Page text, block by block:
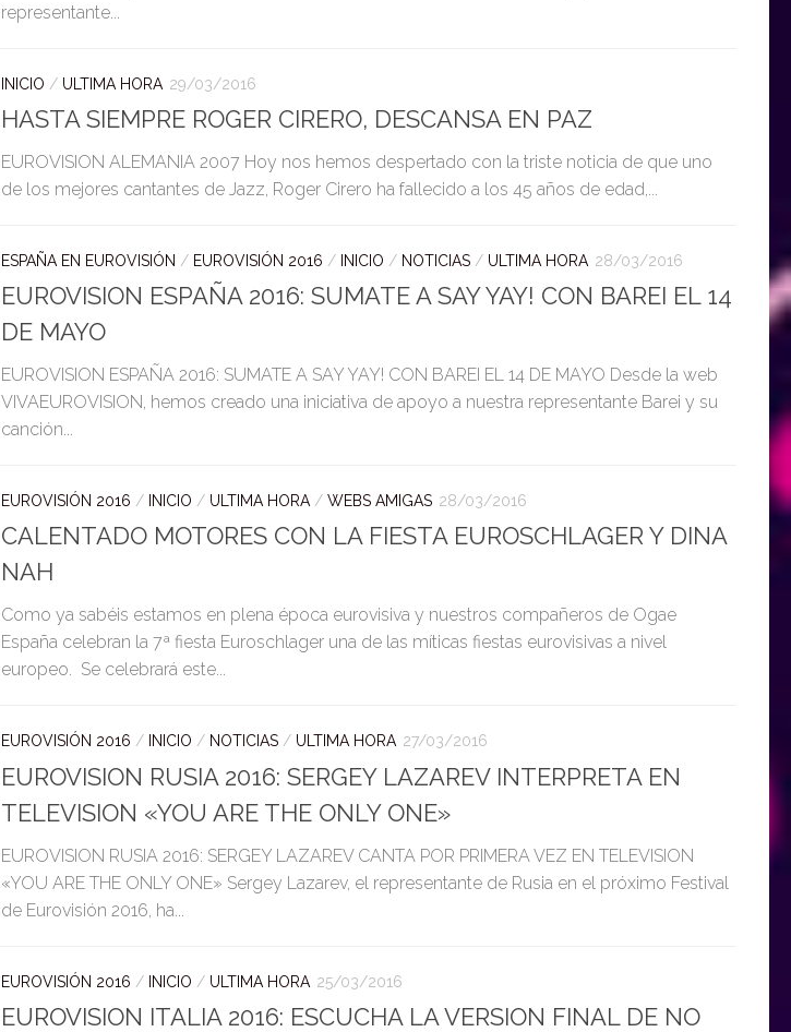
representante...
INICIO / ULTIMA HORA 29/03/2016
HASTA SIEMPRE ROGER CIRERO, DESCANSA EN PAZ
EUROVISION ALEMANIA 2007 Hoy nos hemos despertado con la triste noticia de que uno
de los mejores cantantes de Jazz, Roger Cirero ha fallecido a los 45 años de edad,...
ESPAÑA EN EUROVISIÓN / EUROVISIÓN 2016 / INICIO / NOTICIAS / ULTIMA HORA 28/03/2016
EUROVISION ESPAÑA 2016: SUMATE A SAY YAY! CON BAREI EL 14
DE MAYO
EUROVISION ESPAÑA 2016: SUMATE A SAY YAY! CON BAREI EL 14 DE MAYO Desde la web
VIVAEUROVISION, hemos creado una iniciativa de apoyo a nuestra representante Barei y su
canción...
EUROVISIÓN 2016 / INICIO / ULTIMA HORA/ WEBS AMIGAS 28/03/2016
CALENTADO MOTORES CON LA FIESTA EUROSCHLAGER Y DINA
NAH
Como ya sabéis estamos en plena época eurovisiva y nuestros compañeros de Ogae
España celebran la 7ª fiesta Euroschlager una de las míticas fiestas eurovisivas a nivel
europeo. Se celebrará este...
EUROVISIÓN 2016 / INICIO / NOTICIAS / ULTIMA HORA 27/03/2016
EUROVISION RUSIA 2016: SERGEY LAZAREV INTERPRETA EN
TELEVISION «YOU ARE THE ONLY ONE»
EUROVISION RUSIA 2016: SERGEY LAZAREV CANTA POR PRIMERA VEZ EN TELEVISION
«YOU ARE THE ONLY ONE» Sergey Lazarev, el representante de Rusia en el próximo Festival
de Eurovisión 2016, ha...
EUROVISIÓN 2016 / INICIO / ULTIMA HORA 25/03/2016
EUROVISION ITALIA 2016: ESCUCHA LA VERSION FINAL DE NO